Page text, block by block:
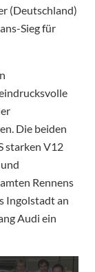
(Deutschland)
Sieg für
Die beiden
starken V12
Rennens
Ingolstadt an
Audi ein